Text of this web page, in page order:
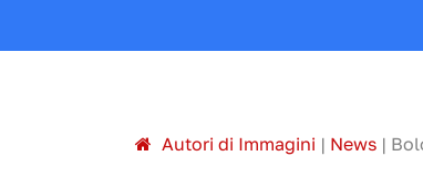
Autori di Immagini | News |